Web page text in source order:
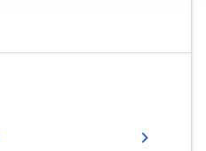
chevron_right